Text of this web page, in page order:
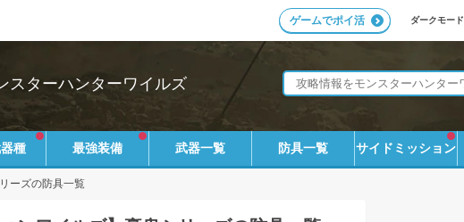
ダークモード
ゲームでポイ活
スターハンターワイルズ
種 最強装備 武器一覧 防具一覧 サイドミッション
ーズの防具一覧